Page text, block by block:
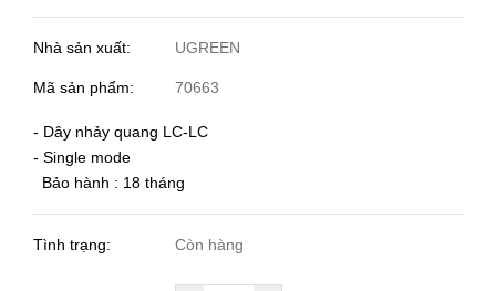
Nhà sản xuất: UGREEN
Mã sản phẩm: 70663
- Dây nhảy quang LC-LC
- Single mode
Bảo hành : 18 tháng
Tình trạng: Còn hàng